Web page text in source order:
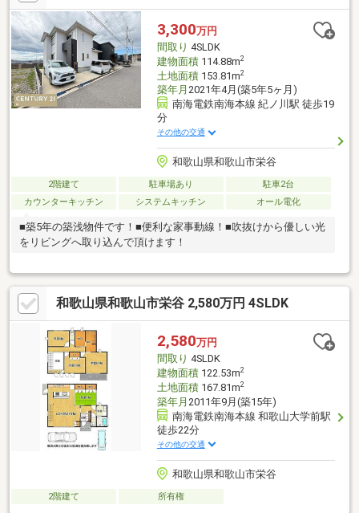
3,300万円
間取り 4SLDK
建物面積114.88m2
土地面積153.81m2
築年月 2021年4月(築5年5ヶ月)
南海電鉄南海本線 紀ノ川駅 徒歩19
分
その他の交通
和歌山県和歌山市栄谷
2階建て 駐車場あり
駐車2台
カウンターキッチン
システムキッチン オール電化
■築5年の築浅物件です！■便利な家事動線！■吹抜けから優しい光
をリビングへ取り込んで頂けます！
和歌山県和歌山市栄谷 2,580万円 4SLDK
2,580万円
間取り 4SLDK
建物面積122.53m2
土地面積167.81m2
築年月 2011年9月(築15年)
南海電鉄南海本線 和歌山大学前駅
徒歩22分
その他の交通
和歌山県和歌山市栄谷
2階建て 所有権